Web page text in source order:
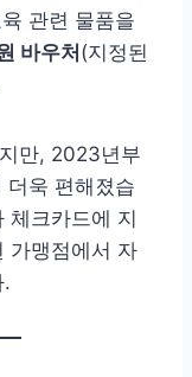
관련 물품을
바우처(지정된
만, 2023년부
더욱 편해졌습
체크카드에 지
가맹점에서 자
.